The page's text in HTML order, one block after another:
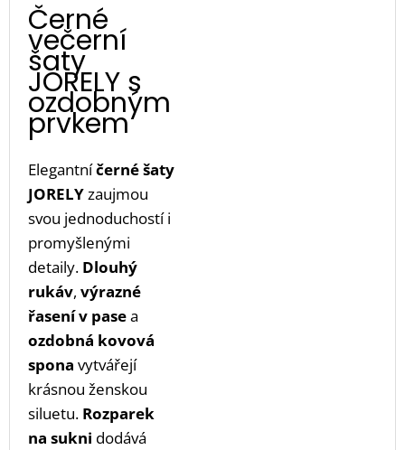
Černé
večerní
šaty
JORELY s
ozdobným
prvkem
Elegantníčerné šaty
JORELYzaujmou
svou jednoduchostí i
promyšlenými
detaily. Dlouhý
rukáv, výrazné
řasení v pasea
ozdobná kovová
spona vytvářejí
krásnou ženskou
siluetu. Rozparek
na sukni dodává